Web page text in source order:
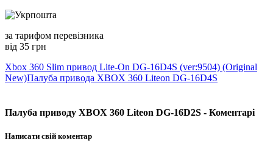
за тарифом перевізника
від 35 грн
Xbox 360 Slim привод Lite-On DG-16D4S (ver:9504) (Original
New)Палуба привода XBOX 360 Liteon DG-16D4S
Палуба приводу XBOX 360 Liteon DG-16D2S - Коментарі
Написати свій коментар